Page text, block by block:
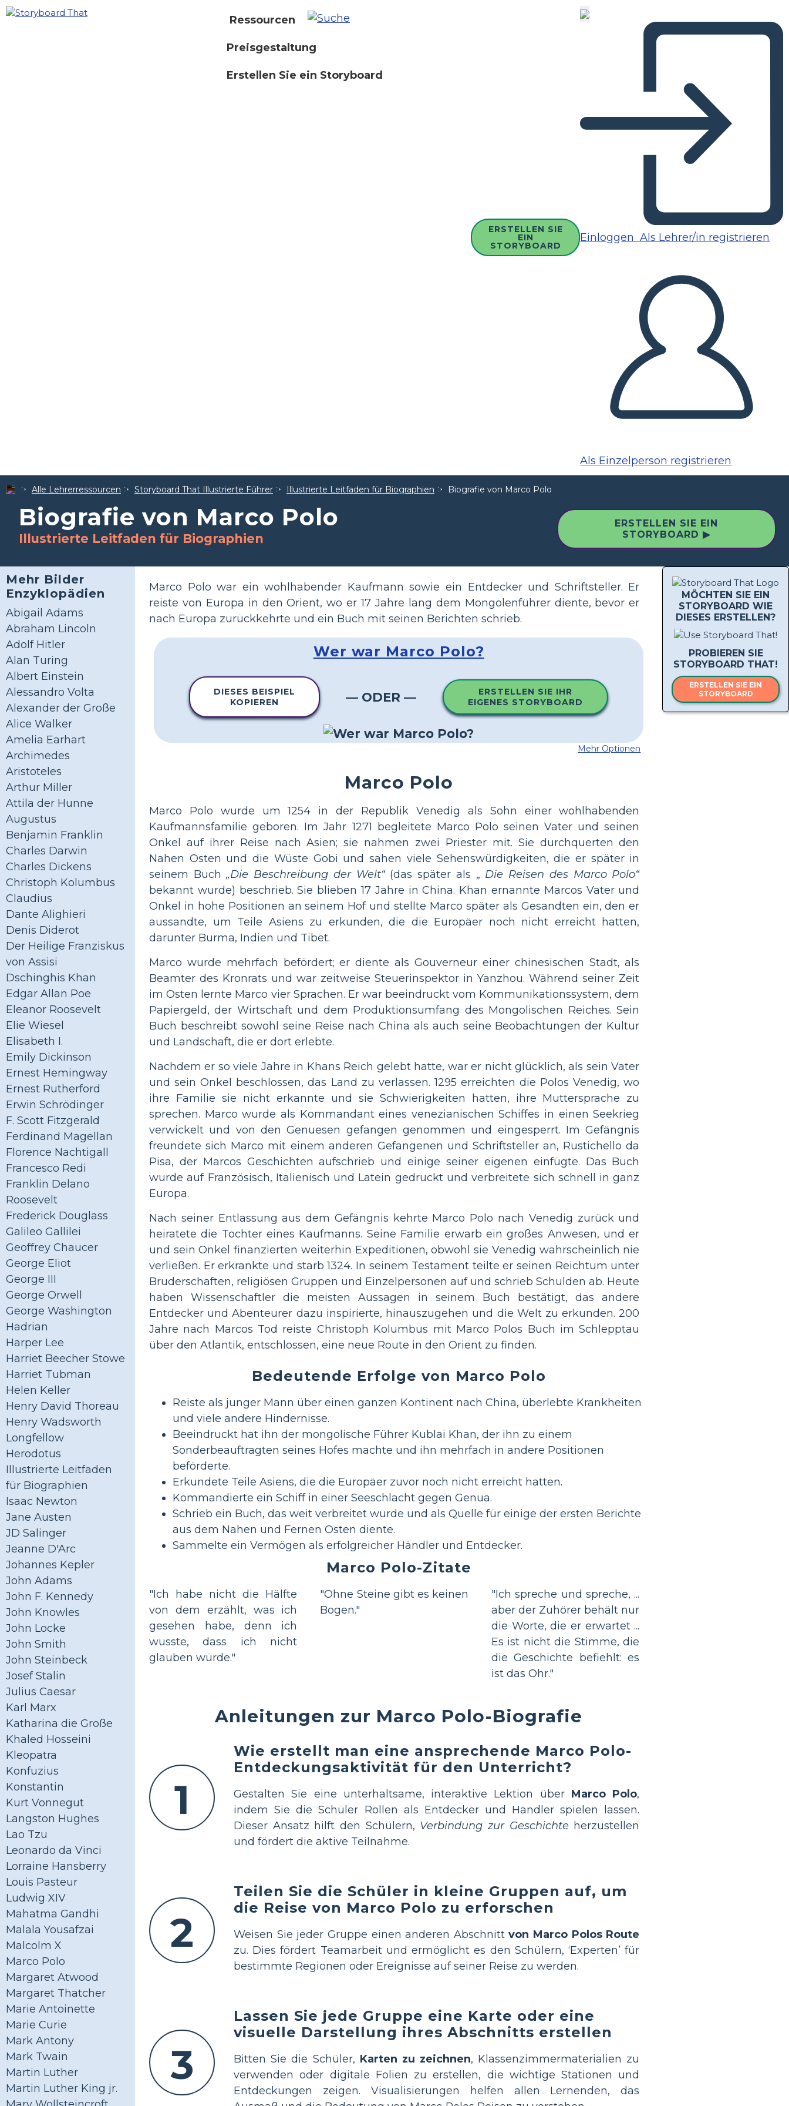
Ressourcen
Preisgestaltung
Erstellen Sie ein Storyboard
ERSTELLEN SIE
EIN
STORYBOARD
Einloggen Als Lehrer/in registrieren
Als Einzelperson registrieren
Alle Lehrerressourcen Storyboard That Illustrierte Führer Illustrierte Leitfaden für Biographien Biografie von Marco Polo
Biografie von Marco Polo
Illustrierte Leitfaden für Biographien
ERSTELLEN SIE EIN
STORYBOARD ▶
Mehr Bilder
Enzyklopädien
Abigail Adams
Abraham Lincoln
Adolf Hitler
Alan Turing
Albert Einstein
Alessandro Volta
Alexander der Große
Alice Walker
Amelia Earhart
Archimedes
Aristoteles
Arthur Miller
Attila der Hunne
Augustus
Benjamin Franklin
Charles Darwin
Charles Dickens
Christoph Kolumbus
Claudius
Dante Alighieri
Denis Diderot
Der Heilige Franziskus
von Assisi
Dschinghis Khan
Edgar Allan Poe
Eleanor Roosevelt
Elie Wiesel
Elisabeth I.
Emily Dickinson
Ernest Hemingway
Ernest Rutherford
Erwin Schrödinger
F. Scott Fitzgerald
Ferdinand Magellan
Florence Nachtigall
Francesco Redi
Franklin Delano
Roosevelt
Frederick Douglass
Galileo Gallilei
Geoffrey Chaucer
George Eliot
George III
George Orwell
George Washington
Hadrian
Harper Lee
Harriet Beecher Stowe
Harriet Tubman
Helen Keller
Henry David Thoreau
Henry Wadsworth
Longfellow
Herodotus
Illustrierte Leitfaden
für Biographien
Isaac Newton
Jane Austen
JD Salinger
Jeanne D'Arc
Johannes Kepler
John Adams
John F. Kennedy
John Knowles
John Locke
John Smith
John Steinbeck
Josef Stalin
Julius Caesar
Karl Marx
Katharina die Große
Khaled Hosseini
Kleopatra
Konfuzius
Konstantin
Kurt Vonnegut
Langston Hughes
Lao Tzu
Leonardo da Vinci
Lorraine Hansberry
Louis Pasteur
Ludwig XIV
Mahatma Gandhi
Malala Yousafzai
Malcolm X
Marco Polo
Margaret Atwood
Margaret Thatcher
Marie Antoinette
Marie Curie
Mark Antony
Mark Twain
Martin Luther
Martin Luther King jr.
MÖCHTEN SIE EIN
STORYBOARD WIE
DIESES ERSTELLEN?
PROBIEREN SIE
STORYBOARD THAT!
ERSTELLEN SIE EIN
STORYBOARD
Marco Polo war ein wohlhabender Kaufmann sowie ein Entdecker und Schriftsteller. Er
reiste von Europa in den Orient, wo er 17 Jahre lang dem Mongolenführer diente, bevor er
nach Europa zurückkehrte und ein Buch mit seinen Berichten schrieb.
Wer war Marco Polo?
DIESES BEISPIEL
KOPIEREN
— ODER —
ERSTELLEN SIE IHR
EIGENES STORYBOARD
Mehr Optionen
Marco Polo
Marco Polo wurde um 1254 in der Republik Venedig als Sohn einer wohlhabenden
Kaufmannsfamilie geboren. Im Jahr 1271 begleitete Marco Polo seinen Vater und seinen
Onkel auf ihrer Reise nach Asien; sie nahmen zwei Priester mit. Sie durchquerten den
Nahen Osten und die Wüste Gobi und sahen viele Sehenswürdigkeiten, die er später in
seinem Buch„Die Beschreibung der Welt“(das später als „ Die Reisen des Marco Polo“
bekannt wurde) beschrieb. Sie blieben 17 Jahre in China. Khan ernannte Marcos Vater und
Onkel in hohe Positionen an seinem Hof und stellte Marco später als Gesandten ein, den er
aussandte, um Teile Asiens zu erkunden, die die Europäer noch nicht erreicht hatten,
darunter Burma, Indien und Tibet.
Marco wurde mehrfach befördert; er diente als Gouverneur einer chinesischen Stadt, als
Beamter des Kronrats und war zeitweise Steuerinspektor in Yanzhou. Während seiner Zeit
im Osten lernte Marco vier Sprachen. Er war beeindruckt vom Kommunikationssystem, dem
Papiergeld, der Wirtschaft und dem Produktionsumfang des Mongolischen Reiches. Sein
Buch beschreibt sowohl seine Reise nach China als auch seine Beobachtungen der Kultur
und Landschaft, die er dort erlebte.
Nachdem er so viele Jahre in Khans Reich gelebt hatte, war er nicht glücklich, als sein Vater
und sein Onkel beschlossen, das Land zu verlassen. 1295 erreichten die Polos Venedig, wo
ihre Familie sie nicht erkannte und sie Schwierigkeiten hatten, ihre Muttersprache zu
sprechen. Marco wurde als Kommandant eines venezianischen Schiffes in einen Seekrieg
verwickelt und von den Genuesen gefangen genommen und eingesperrt. Im Gefängnis
freundete sich Marco mit einem anderen Gefangenen und Schriftsteller an, Rustichello da
Pisa, der Marcos Geschichten aufschrieb und einige seiner eigenen einfügte. Das Buch
wurde auf Französisch, Italienisch und Latein gedruckt und verbreitete sich schnell in ganz
Europa.
Nach seiner Entlassung aus dem Gefängnis kehrte Marco Polo nach Venedig zurück und
heiratete die Tochter eines Kaufmanns. Seine Familie erwarb ein großes Anwesen, und er
und sein Onkel finanzierten weiterhin Expeditionen, obwohl sie Venedig wahrscheinlich nie
verließen. Er erkrankte und starb 1324. In seinem Testament teilte er seinen Reichtum unter
Bruderschaften, religiösen Gruppen und Einzelpersonen auf und schrieb Schulden ab. Heute
haben Wissenschaftler die meisten Aussagen in seinem Buch bestätigt, das andere
Entdecker und Abenteurer dazu inspirierte, hinauszugehen und die Welt zu erkunden. 200
Jahre nach Marcos Tod reiste Christoph Kolumbus mit Marco Polos Buch im Schlepptau
über den Atlantik, entschlossen, eine neue Route in den Orient zu finden.
Bedeutende Erfolge von Marco Polo
Reiste als junger Mann über einen ganzen Kontinent nach China, überlebte Krankheiten
und viele andere Hindernisse.
Beeindruckt hat ihn der mongolische Führer Kublai Khan, der ihn zu einem
Sonderbeauftragten seines Hofes machte und ihn mehrfach in andere Positionen
beförderte.
Erkundete Teile Asiens, die die Europäer zuvor noch nicht erreicht hatten.
Kommandierte ein Schiff in einer Seeschlacht gegen Genua.
Schrieb ein Buch, das weit verbreitet wurde und als Quelle für einige der ersten Berichte
aus dem Nahen und Fernen Osten diente.
Sammelte ein Vermögen als erfolgreicher Händler und Entdecker.
Marco Polo-Zitate
"Ich habe nicht die Hälfte
von dem erzählt, was ich
gesehen habe, denn ich
wusste, dass ich nicht
glauben würde."
"Ohne Steine gibt es keinen
Bogen."
"Ich spreche und spreche, ...
aber der Zuhörer behält nur
die Worte, die er erwartet ...
Es ist nicht die Stimme, die
die Geschichte befiehlt: es
ist das Ohr."
Anleitungen zur Marco Polo-Biografie
1
Wie erstellt man eine ansprechende Marco Polo-
Entdeckungsaktivität für den Unterricht?
Gestalten Sie eine unterhaltsame, interaktive Lektion über Marco Polo,
indem Sie die Schüler Rollen als Entdecker und Händler spielen lassen.
Dieser Ansatz hilft den Schülern, Verbindung zur Geschichte herzustellen
und fördert die aktive Teilnahme.
2
Teilen Sie die Schüler in kleine Gruppen auf, um
die Reise von Marco Polo zu erforschen
Weisen Sie jeder Gruppe einen anderen Abschnittvon Marco Polos Route
zu. Dies fördert Teamarbeit und ermöglicht es den Schülern, ‘Experten’ für
bestimmte Regionen oder Ereignisse auf seiner Reise zu werden.
3
Lassen Sie jede Gruppe eine Karte oder eine
visuelle Darstellung ihres Abschnitts erstellen
Bitten Sie die Schüler, Karten zu zeichnen, Klassenzimmermaterialien zu
verwenden oder digitale Folien zu erstellen, die wichtige Stationen und
Entdeckungen zeigen. Visualisierungen helfen allen Lernenden, das